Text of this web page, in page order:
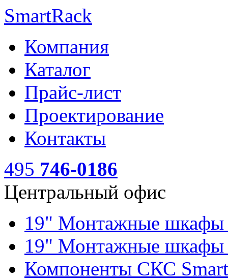
SmartRack
Компания
Каталог
Прайс-лист
Проектирование
Контакты
495 746-0186
Центральный офис
19" Монтажные
19" Монтажные шкафы
Компоненты СКС